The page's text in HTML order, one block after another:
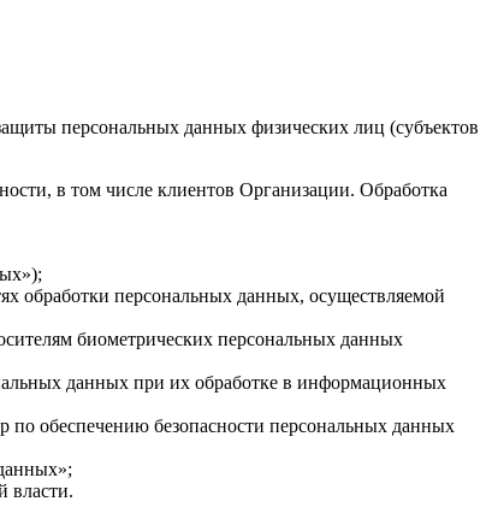
персональных данных физических лиц (субъектов
в том числе клиентов Организации. Обработка
обработки персональных данных, осуществляемой
биометрических персональных данных
данных при их обработке в информационных
обеспечению безопасности персональных данных
власти.